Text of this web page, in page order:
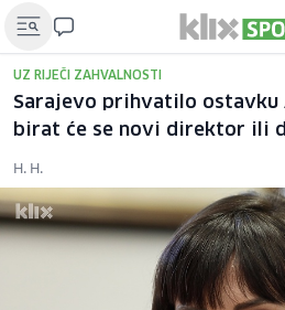
UZ RIJEČI ZAHVALNOSTI
Sarajevo prihvatilo ostavku
birat će se novi direktor ili
H. H.